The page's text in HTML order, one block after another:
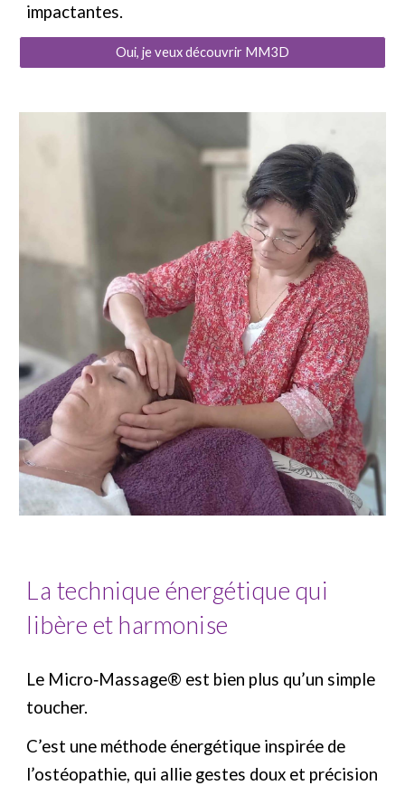
impactantes.
Oui, je veux découvrir MM3D
La technique énergétique qui
libère et harmonise
Le Micro‑Massage® est bien plus qu’un simple
toucher.
C’est une méthode énergétique inspirée de
l’ostéopathie, qui allie gestes doux et précision